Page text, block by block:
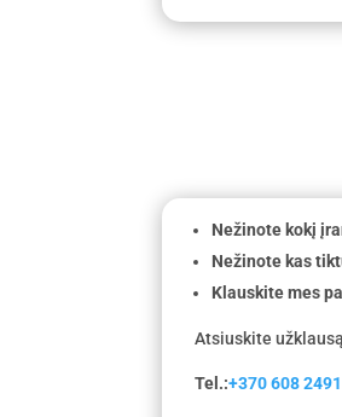
Nežinote kokį
Nežinote kas
Klauskite mes
Atsiuskite
Tel.:+370 608